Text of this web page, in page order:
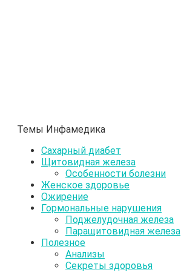
Темы Инфамедика
Сахарный диабет
Щитовидная железа
Особенности болезни
Женское здоровье
Ожирение
Гормональные нарушения
Поджелудочная железа
Паращитовидная железа
Полезное
Анализы
Секреты здоровья